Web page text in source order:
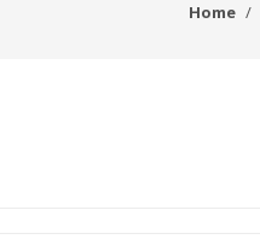
Home